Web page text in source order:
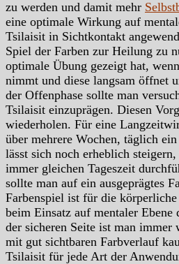
zu werden und damit mehr
eine optimale Wirkung auf
Tsilaisit in Sichtkontakt
Spiel der Farben zur Heilung zu
optimale Übung gezeigt hat,
nimmt und diese langsam öffnet
der Offenphase sollte man
Tsilaisit einzuprägen. Diesen
wiederholen. Für eine
über mehrere Wochen, täglich
lässt sich noch erheblich
immer gleichen Tageszeit
sollte man auf ein ausgeprägtes
Farbenspiel ist für die
beim Einsatz auf mentaler
der sicheren Seite ist man
mit gut sichtbaren Farbverlauf
Tsilaisit für jede Art der